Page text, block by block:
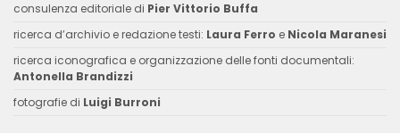
consulenza editoriale di Pier Vittorio Buffa
ricerca d’archivio e redazione testi: Laura Ferro e Nicola Maranesi
ricerca iconografica e organizzazione delle fonti documentali:
Antonella Brandizzi
fotografie di Luigi Burroni